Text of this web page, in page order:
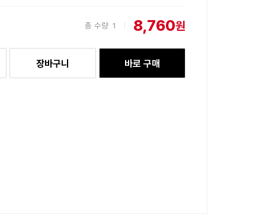
총 수량 1 8,760원
장바구니 바로 구매